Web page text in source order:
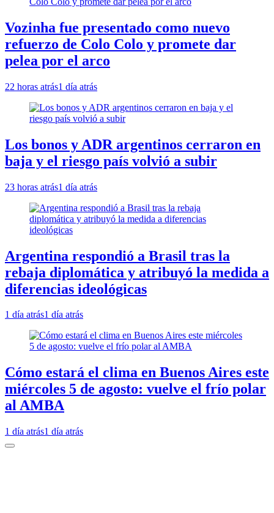
Vozinha fue presentado como nuevo
refuerzo de Colo Colo y promete dar
pelea por el arco
22 horas atrás1 día atrás
Los bonos y ADR argentinos cerraron en
baja y el riesgo país volvió a subir
23 horas atrás1 día atrás
Argentina respondió a Brasil tras la
rebaja diplomática y atribuyó la medida a
diferencias ideológicas
1 día atrás1 día atrás
Cómo estará el clima en Buenos Aires este
miércoles 5 de agosto: vuelve el frío polar
al AMBA
1 día atrás1 día atrás